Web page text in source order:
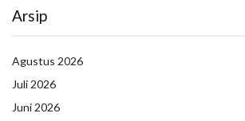
Arsip
Agustus 2026
Juli 2026
Juni 2026